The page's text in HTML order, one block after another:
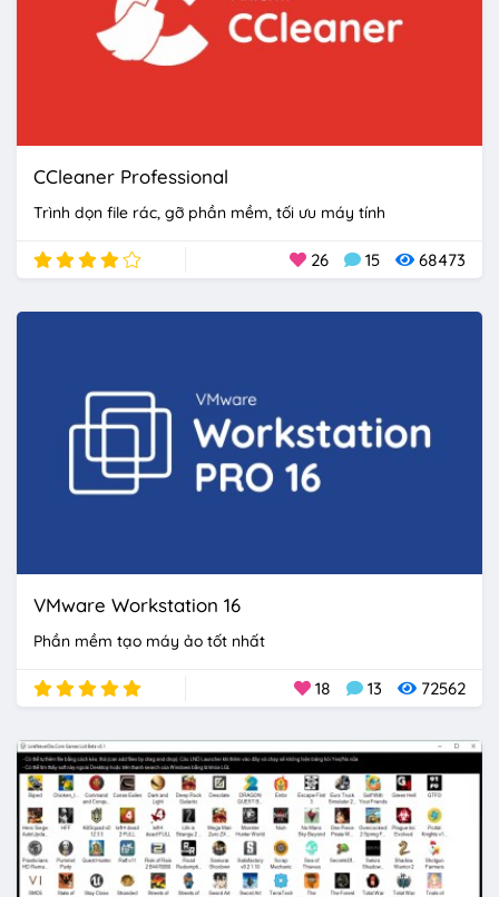
CCleaner Professional
Trình dọn file rác, gỡ phần mềm, tối ưu máy tính
26 15 68473
VMware Workstation 16
Phần mềm tạo máy ảo tốt nhất
18 13 72562